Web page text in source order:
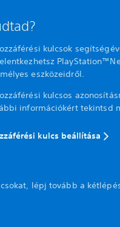
kulcsok
eszközeidről.
kulcsos
információkért tekintsd
kulcs beállítása
lépj tovább a